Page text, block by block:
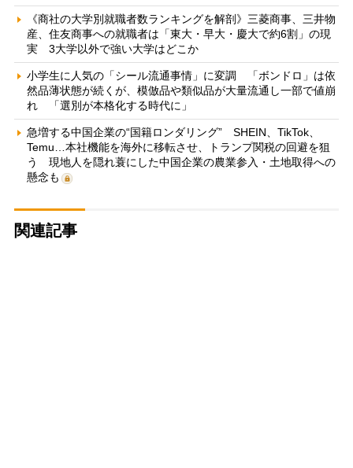
《商社の大学別就職者数ランキングを解剖》三菱商事、三井物
産、住友商事への就職者は「東大・早大・慶大で約6割」の現
実 3大学以外で強い大学はどこか
小学生に人気の「シール流通事情」に変調 「ボンドロ」は依
然品薄状態が続くが、模倣品や類似品が大量流通し一部で値崩
れ 「選別が本格化する時代に」
急増する中国企業の“国籍ロンダリング” SHEIN、TikTok、
Temu…本社機能を海外に移転させ、トランプ関税の回避を狙
う 現地人を隠れ蓑にした中国企業の農業参入・土地取得への
懸念も
関連記事